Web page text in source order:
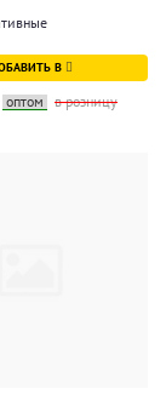
В
оптом в розницу